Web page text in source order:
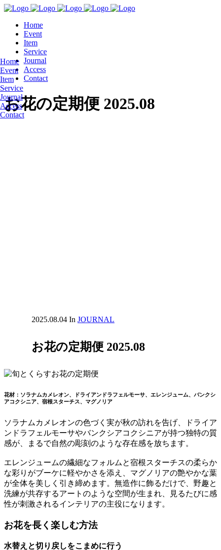
Home
Event
Item
Service
Journal
Access
Contact
Home
Event
Item
Service
Journal
Access
Contact
お花の定期便 2025.08
2025.08.04 In JOURNAL
お花の定期便 2025.08
花材：ソラナムカメレオン、ドライアンドラフェルモーサ、エレンジューム、バンクシ
アコクシニア、宿根スターチス、マグノリア
ソラナムカメレオンの色づく実が秋の訪れを告げ、ドライア
ンドラフェルモーサやバンクシアコクシニアが持つ独特の質
感が、まるで自然の彫刻のような存在感を放ちます。
エレンジュームの繊細なフォルムと宿根スターチスの柔らか
な彩りがブーケに軽やかさを添え、マグノリアの艶やかな葉
が全体を美しく引き締めます。無造作に飾るだけで、野趣と
洗練が共存するアートのような空間が生まれ、見るたびに感
性が刺激されるインテリアの主役になります。
お花を長く楽しむ方法
水替えと切り戻しをこまめに行う